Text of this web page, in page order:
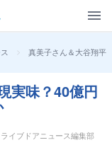
> 真美子さん＆大谷翔平
実味？40億円
イブドアニュース編集部